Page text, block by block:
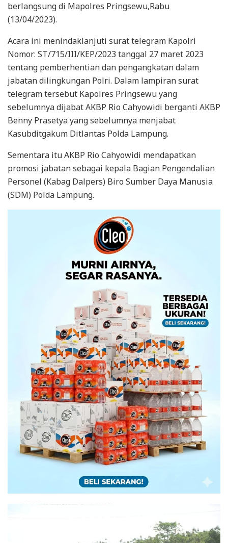
berlangsung di Mapolres Pringsewu,Rabu
(13/04/2023).
Acara ini menindaklanjuti surat telegram Kapolri
Nomor: ST/715/III/KEP/2023 tanggal 27 maret 2023
tentang pemberhentian dan pengangkatan dalam
jabatan dilingkungan Polri. Dalam lampiran surat
telegram tersebut Kapolres Pringsewu yang
sebelumnya dijabat AKBP Rio Cahyowidi berganti AKBP
Benny Prasetya yang sebelumnya menjabat
Kasubditgakum Ditlantas Polda Lampung.
Sementara itu AKBP Rio Cahyowidi mendapatkan
promosi jabatan sebagai kepala Bagian Pengendalian
Personel (Kabag Dalpers) Biro Sumber Daya Manusia
(SDM) Polda Lampung.